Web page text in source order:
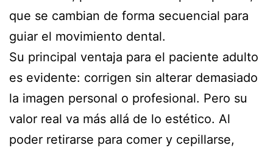
que se cambian de forma secuencial para
guiar el movimiento dental.
Su principal ventaja para el paciente adulto
es evidente: corrigen sin alterar demasiado
la imagen personal o profesional. Pero su
valor real va más allá de lo estético. Al
poder retirarse para comer y cepillarse,